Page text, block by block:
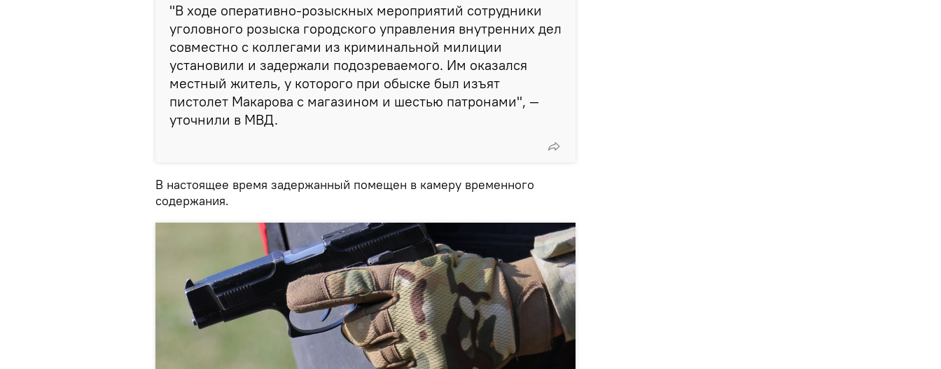
"В ходе оперативно-розыскных мероприятий сотрудники
уголовного розыска городского управления внутренних дел
совместно с коллегами из криминальной милиции
установили и задержали подозреваемого. Им оказался
местный житель, у которого при обыске был изъят
пистолет Макарова с магазином и шестью патронами", —
уточнили в МВД.
В настоящее время задержанный помещен в камеру временного
содержания.